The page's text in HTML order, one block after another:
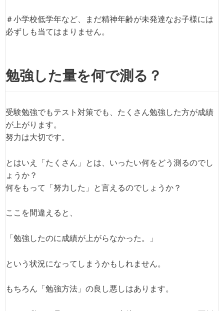
＃小学校低学年など、まだ精神年齢が未発達なお子様には
必ずしも当てはまりません。
勉強した量を何で測る？
受験勉強でもテスト対策でも、たくさん勉強した方が成績
が上がります。
努力は大切です。
とはいえ「たくさん」とは、いったい何をどう測るのでし
ょうか？
何をもって「努力した」と言えるのでしょうか？
ここを間違えると、
「勉強したのに成績が上がらなかった。」
という状況になってしまうかもしれません。
もちろん「勉強方法」の良し悪しはあります。